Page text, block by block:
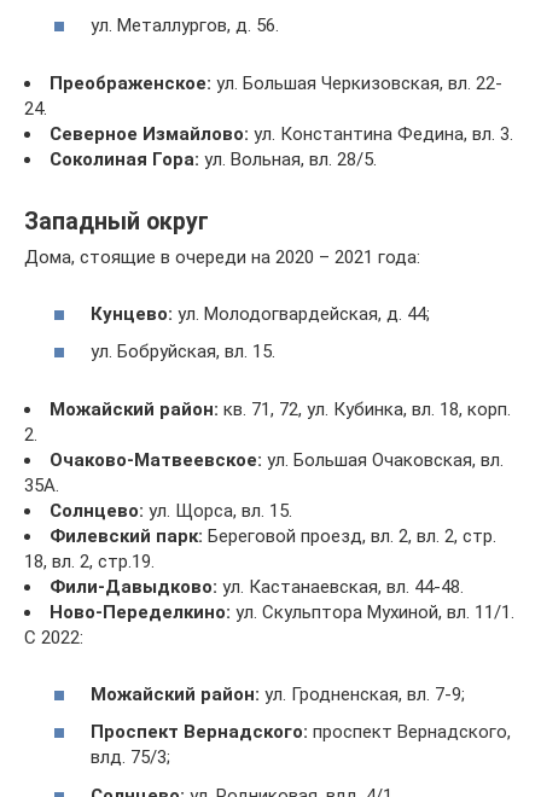
ул. Металлургов, д. 56.
Преображенское: ул. Большая Черкизовская, вл. 22-
24.
Северное Измайлово: ул. Константина Федина, вл. 3.
Соколиная Гора: ул. Вольная, вл. 28/5.
Западный округ
Дома, стоящие в очереди на 2020 – 2021 года:
Кунцево: ул. Молодогвардейская, д. 44;
ул. Бобруйская, вл. 15.
Можайский район: кв. 71, 72, ул. Кубинка, вл. 18, корп.
2.
Очаково-Матвеевское: ул. Большая Очаковская, вл.
35А.
Солнцево: ул. Щорса, вл. 15.
Филевский парк: Береговой проезд, вл. 2, вл. 2, стр.
18, вл. 2, стр.19.
Фили-Давыдково: ул. Кастанаевская, вл. 44-48.
Ново-Переделкино: ул. Скульптора Мухиной, вл. 11/1.
С 2022:
Можайский район: ул. Гродненская, вл. 7-9;
Проспект Вернадского: проспект Вернадского,
влд. 75/3;